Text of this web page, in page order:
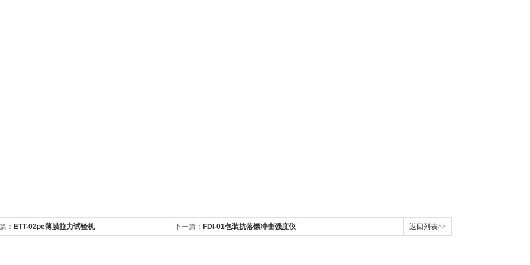
： ETT-02pe薄膜拉力试验机 下一篇： FDI-01包装抗落镖冲击强度仪 返回列表>>